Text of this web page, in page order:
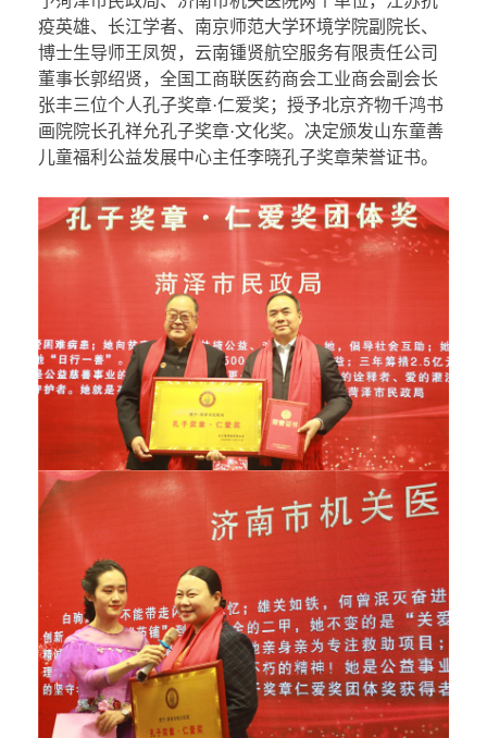
疫英雄、长江学者、南京师范大学环境学院副院长、
博士生导师王凤贺，云南锺贤航空服务有限责任公司
董事长郭绍贤，全国工商联医药商会工业商会副会长
张丰三位个人孔子奖章·仁爱奖；授予北京齐物千鸿书
画院院长孔祥允孔子奖章·文化奖。决定颁发山东童善
儿童福利公益发展中心主任李晓孔子奖章荣誉证书。